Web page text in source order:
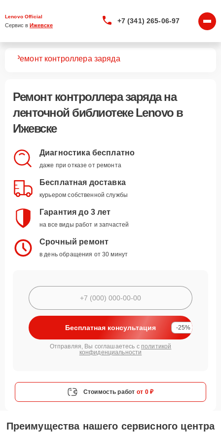
Lenovo Official
Сервис в Ижевске
+7 (341) 265-06-97
Ремонт контроллера заряда
Ремонт контроллера зарядана
ленточной библиотеке Lenovo в
Ижевске
Диагностика бесплатно
даже при отказе от ремонта
Бесплатная доставка
курьером собственной службы
Гарантия до 3 лет
на все виды работ и запчастей
Срочный ремонт
в день обращения от 30 минут
Бесплатная консультация -25%
Отправляя, Вы соглашаетесь с политикой
конфиденциальности
Стоимость работ от 0 ₽
Преимущества нашего сервисного центра